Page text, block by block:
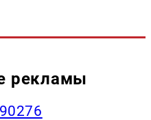
рекламы